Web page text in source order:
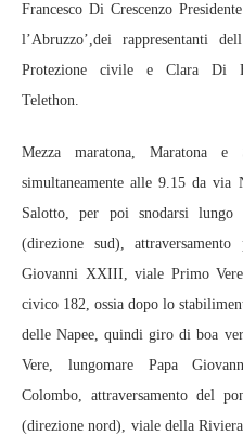
Francesco Di Crescenzo
l’Abruzzo’,dei rappresentanti
Protezione civile e Clara Di
Telethon.
Mezza maratona, Maratona e
simultaneamente alle 9.15 da via
Salotto, per poi snodarsi lungo
(direzione sud),
Giovanni XXIII, viale Primo
civico 182, ossia dopo lo
delle Napee, quindi giro di boa
Vere, lungomare Papa
Colombo, attraversamento del
(direzione nord), viale della